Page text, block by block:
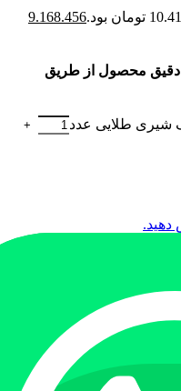
9.168.456
دقیق محصول از طریق
طلایی عدد
دهید.